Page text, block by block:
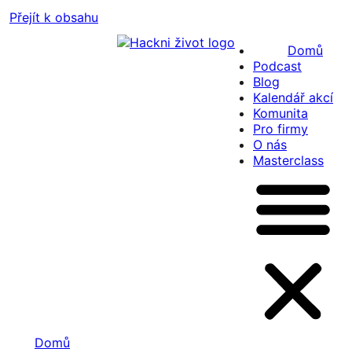
Přejít k obsahu
Domů
Podcast
Blog
Kalendář akcí
Komunita
Pro firmy
O nás
Masterclass
Domů